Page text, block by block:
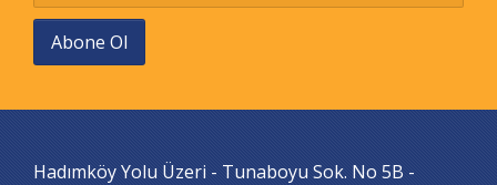
Abone Ol
Hadımköy Yolu Üzeri - Tunaboyu Sok. No 5B -